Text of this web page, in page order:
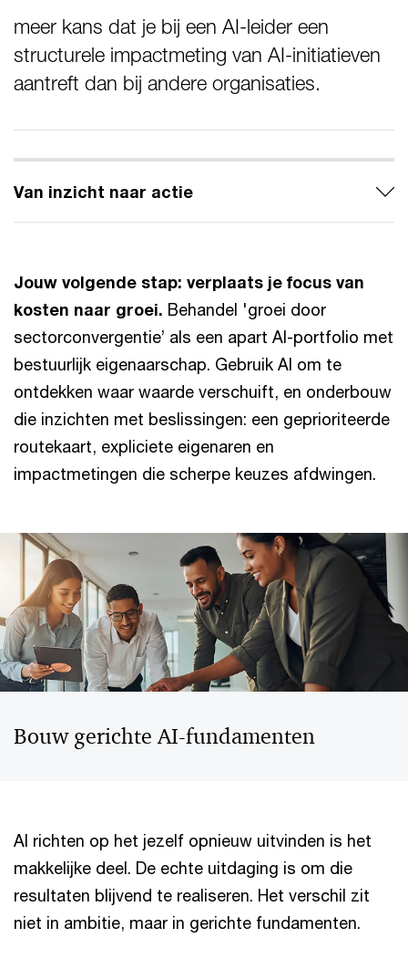
meer kans dat je bij een AI-leider een
structurele impactmeting van AI‑initiatieven
aantreft dan bij andere organisaties.
Van inzicht naar actie
Jouw volgende stap: verplaats je focus van
kosten naar groei. Behandel 'groei door
sectorconvergentie’ als een apart AI-portfolio met
bestuurlijk eigenaarschap. Gebruik AI om te
ontdekken waar waarde verschuift, en onderbouw
die inzichten met beslissingen: een geprioriteerde
routekaart, expliciete eigenaren en
impactmetingen die scherpe keuzes afdwingen.
Bouw gerichte AI‑fundamenten
AI richten op het jezelf opnieuw uitvinden is het
makkelijke deel. De echte uitdaging is om die
resultaten blijvend te realiseren. Het verschil zit
niet in ambitie, maar in gerichte fundamenten.